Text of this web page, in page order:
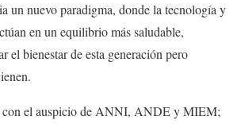
un nuevo paradigma, donde la tecnología y
en un equilibrio más saludable,
el bienestar de esta generación pero
con el auspicio de ANNI, ANDE y MIEM;